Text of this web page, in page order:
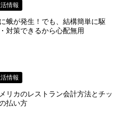
情報
蛾が発生！でも、結構簡単に駆
対策できるから心配無用
情報
リカのレストラン会計方法とチッ
払い方